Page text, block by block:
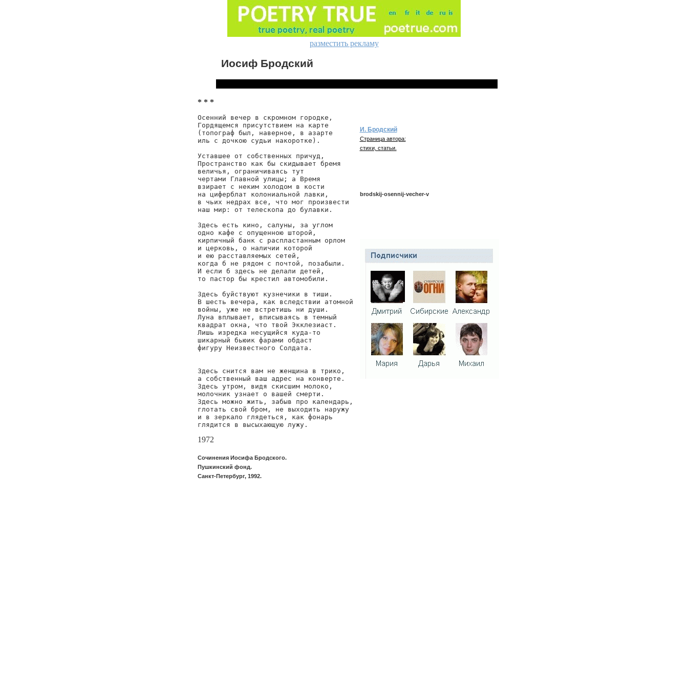
разместить рекламу
Иосиф Бродский
* * *
Осенний вечер в скромном городке,
Гордящемся присутствием на карте
(топограф был, наверное, в азарте
иль с дочкою судьи накоротке).
Уставшее от собственных причуд,
Пространство как бы скидывает бремя
величья, ограничиваясь тут
чертами Главной улицы; а Время
взирает с неким холодом в кости
на циферблат колониальной лавки,
в чьих недрах все, что мог произвести
наш мир: от телескопа до булавки.
Здесь есть кино, салуны, за углом
одно кафе с опущенною шторой,
кирпичный банк с распластанным орлом
и церковь, о наличии которой
и ею расставляемых сетей,
когда б не рядом с почтой, позабыли.
И если б здесь не делали детей,
то пастор бы крестил автомобили.
Здесь буйствуют кузнечики в тиши.
В шесть вечера, как вследствии атомной
войны, уже не встретишь ни души.
Луна вплывает, вписываясь в темный
квадрат окна, что твой Экклезиаст.
Лишь изредка несущийся куда-то
шикарный бьюик фарами обдаст
фигуру Неизвестного Солдата.
Здесь снится вам не женщина в трико,
а собственный ваш адрес на конверте.
Здесь утром, видя скисшим молоко,
молочник узнает о вашей смерти.
Здесь можно жить, забыв про календарь,
глотать свой бром, не выходить наружу
и в зеркало глядеться, как фонарь
глядится в высыхающую лужу.
1972
Сочинения Иосифа Бродского.
Пушкинский фонд.
Санкт-Петербург, 1992.
И. Бродский
Страница автора:
стихи, статьи.
brodskij-osennij-vecher-v